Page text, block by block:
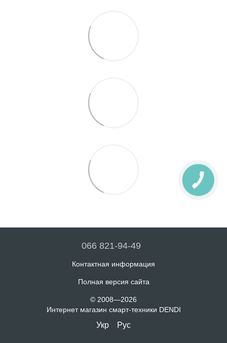
066 821-94-49
Контактная информация
Полная версия сайта
© 2008—2026
Интернет магазин смарт-техники DENDI
Укр Рус